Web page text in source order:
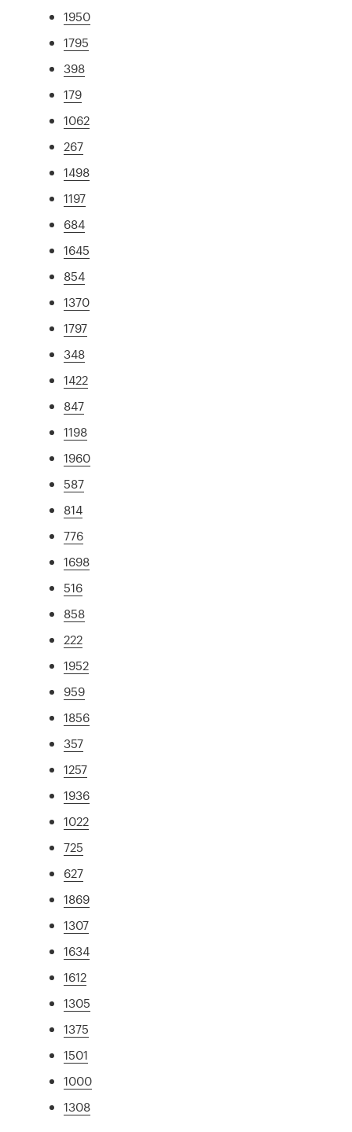
1950
1795
398
179
1062
267
1498
1197
684
1645
854
1370
1797
348
1422
847
1198
1960
587
814
776
1698
516
858
222
1952
959
1856
357
1257
1936
1022
725
627
1869
1307
1634
1612
1305
1375
1501
1000
1308